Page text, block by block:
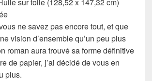
sur toile (128,52 x 147,32 cm)
ne savez pas encore tout, et que
vision d’ensemble qu’un peu plus
roman aura trouvé sa forme définitive
de papier, j’ai décidé de vous en
plus.